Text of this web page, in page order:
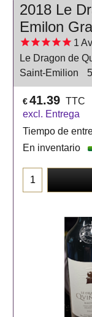
2018 Le
Emilon
1
Le Dragon de
Saint-Emilion
€41.39 TTC
excl. Entrega
Tiempo de
En inventario